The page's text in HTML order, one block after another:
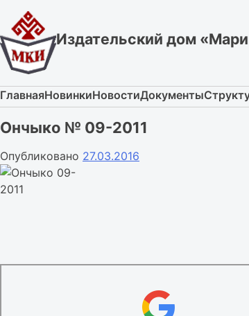
content
Издательский дом
ГлавнаяНовинкиНовостиДокументы
Ончыко № 09-2011
Опубликовано 27.03.2016